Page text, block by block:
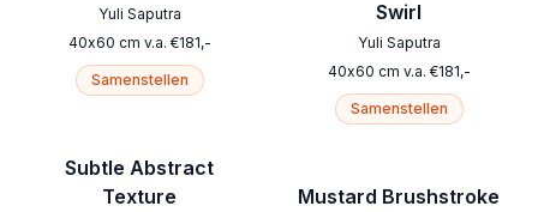
Yuli Saputra
40x60 cm v.a. €181,-
Samenstellen
Subtle Abstract
Texture
Swirl
Yuli Saputra
40x60 cm v.a. €181,-
Samenstellen
Mustard Brushstroke